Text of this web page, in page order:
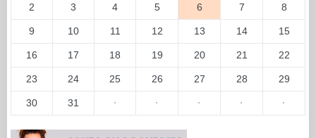
2 3 4 5 6 7 8
9 10 11 12 13 14 15
16 17 18 19 20 21 22
23 24 25 26 27 28 29
30 31 · · · · ·